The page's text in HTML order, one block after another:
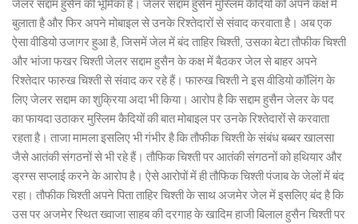
जेलर सद्दाम हुसैन की भूमिका है। जेलर सद्दाम हुसैन मुस्लिम कैदियों को अपने कक्ष में
बुलाता है और फिर अपने मोबाइल से उनके रिश्तेदारों से संवाद करवाता है। अब एक
ऐसा वीडियो उजागर हुआ है, जिसमें जेल में बंद ताहिर चिश्ती, उसका बेटा तौफीक चिश्ती
और भांजा फखर चिश्ती जेलर सद्दाम हुसैन के कक्ष में बैठकर जेल से बाहर अपने
रिश्तेदार फारुख चिश्ती से संवाद कर रहे हैं। फारुख चिश्ती ने इस वीडियो कॉलिंग के
लिए जेलर सद्दाम का शुक्रिया अदा भी किया। आरोप है कि सद्दाम हुसैन जेलर के पद
का फायदा उठाकर मुस्लिम कैदियों की बात मोबाइल पर उनके रिश्तेदारों से करवाता
रहता है। ताजा मामला इसलिए भी गंभीर है कि तौफीक चिश्ती के संबंध बब्बर खालसा
जैसे आतंकी संगठनों से भी रहे हैं। तौफिक चिश्ती पर आतंकी संगठनों को हथियार और
ड्रग्स सप्लाई करने के आरोप है। ऐसे आरोपों में ही तौफिक चिश्ती पंजाब के जेलों में बंद
रहा। तौफीक चिश्ती अपने पिता ताहिर चिश्ती के साथ अजमेर जेल में इसलिए बंद है कि
उस पर अजमेर स्थित ख्वाजा साहब की दरगाह के खादिम हाजी बिलाल हुसैन चिश्ती पर